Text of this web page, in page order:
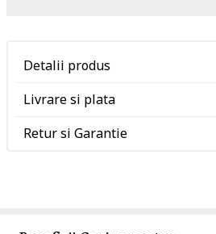
Detalii produs
Livrare si plata
Retur si Garantie